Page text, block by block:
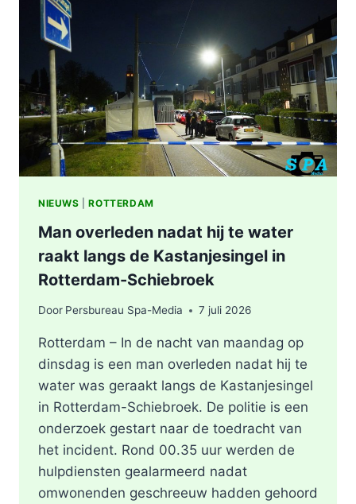
SCHIETPARTIJ
ROTTERDAM
NIEUWS |ROTTERDAM
Man overleden nadat hij te water
raakt langs de Kastanjesingel in
Rotterdam-Schiebroek
Door Persbureau Spa-Media 7 juli 2026
Rotterdam – In de nacht van maandag op
dinsdag is een man overleden nadat hij te
water was geraakt langs de Kastanjesingel
in Rotterdam-Schiebroek. De politie is een
onderzoek gestart naar de toedracht van
het incident. Rond 00.35 uur werden de
hulpdiensten gealarmeerd nadat
omwonenden geschreeuw hadden gehoord